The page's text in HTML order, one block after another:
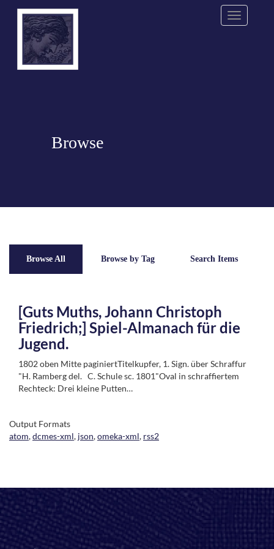
Menu
Browse
Browse All Browse by Tag Search Items
[Guts Muths, Johann Christoph
Friedrich;] Spiel-Almanach für die
Jugend.
1802 oben Mitte paginiertTitelkupfer, 1. Sign. über Schraffur
"H. Ramberg del. C. Schule sc. 1801"Oval in schraffiertem
Rechteck: Drei kleine Putten…
Output Formats
atom,dcmes-xml, json,omeka-xml, rss2